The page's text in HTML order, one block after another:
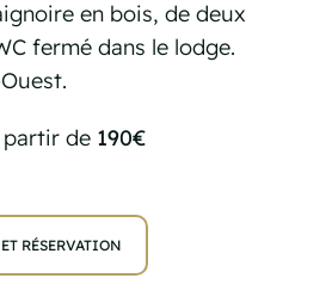
en bois, de deux
fermé dans le lodge.
de 190€
RÉSERVATION